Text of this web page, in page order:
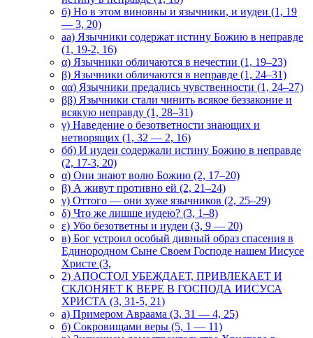
б) Но в этом виновны и язычники, и иудеи (1, 19
— 3, 20)
аа) Язычники содержат истину Божию в неправде
(1, 19-2, 16)
α) Язычники обличаются в нечестии (1, 19–23)
β) Язычники обличаются в неправде (1, 24–31)
αα) Язычники предались чувственности (1, 24–27)
ββ) Язычники стали чинить всякое беззаконие и
всякую неправду (1, 28–31)
γ) Наведение о безответности знающих и
нетворящих (1, 32 — 2, 16)
бб) И иудеи содержали истину Божию в неправде
(2, 17-3, 20)
α) Они знают волю Божию (2, 17–20)
β) А живут противно ей (2, 21–24)
γ) Оттого — они хуже язычников (2, 25–29)
δ) Что же лишше иудею? (3, 1–8)
ε) Убо безответны и иудеи (3, 9 — 20)
в) Бог устроил особый дивный образ спасения в
Единородном Сыне Своем Господе нашем Иисусе
Христе (3,
2) АПОСТОЛ УБЕЖДАЕТ, ПРИВЛЕКАЕТ И
СКЛОНЯЕТ К ВЕРЕ В ГОСПОДА ИИСУСА
ХРИСТА (3, 31-5, 21)
а) Примером Авраама (3, 31 — 4, 25)
б) Сокровищами веры (5, 1 — 11)